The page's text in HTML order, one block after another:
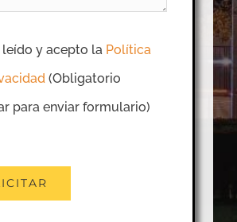
leído y acepto la Política
(Obligatorio
para enviar formulario)